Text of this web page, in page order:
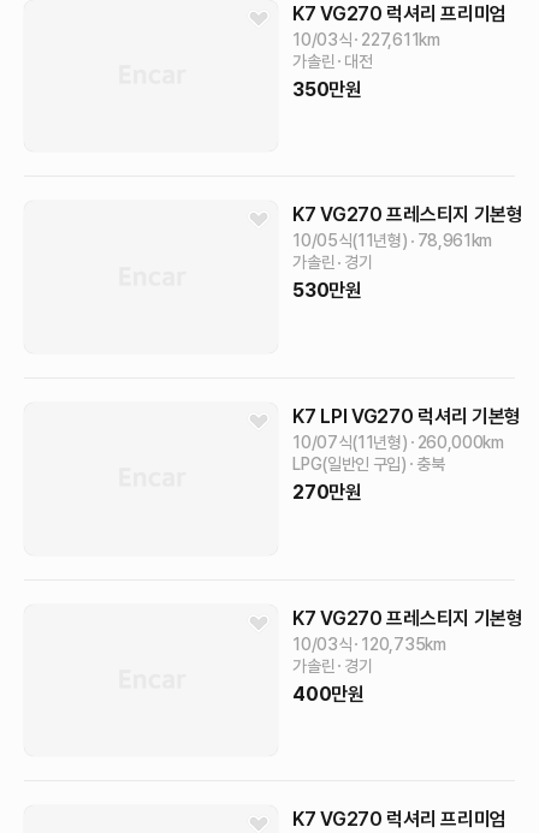
K7 VG270 럭셔리 프리미엄
10/03식 227,611 km
가솔린
대전
350만원
K7 VG270 프레스티지 기본형
10/05식(11년형) 78,961 km
가솔린
경기
530만원
K7 LPI VG270 럭셔리 기본형
10/07식(11년형) 260,000km
LPG(일반인 구입)
충북
270만원
K7 VG270 프레스티지 기본형
10/03식 120,735km
가솔린
경기
400만원
K7 VG270 럭셔리 프리미엄